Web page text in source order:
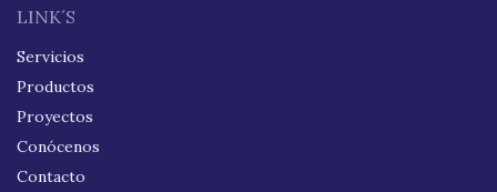
LINK´S
Servicios
Productos
Proyectos
Conócenos
Contacto